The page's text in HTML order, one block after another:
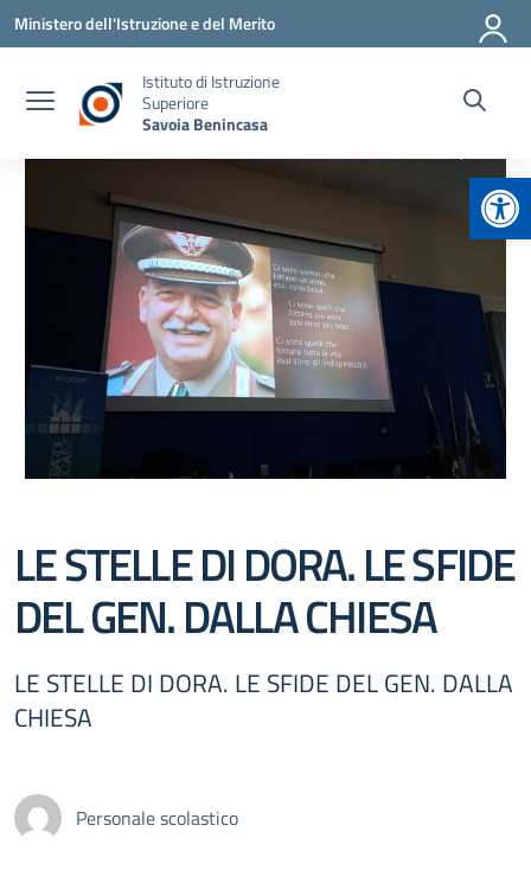
Vai ai contenuti
Vai al menu di navigazione
Vai al footer
Ministero dell'Istruzione e del Merito
Istituto di Istruzione
Superiore
Savoia Benincasa
LE STELLE DI DORA. LE SFIDE
DEL GEN. DALLA CHIESA
LE STELLE DI DORA. LE SFIDE DEL GEN. DALLA
CHIESA
Personale scolastico